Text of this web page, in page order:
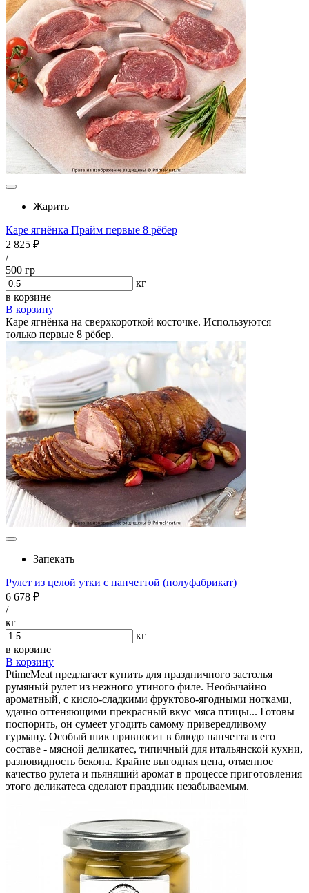
Жарить
Каре ягнёнка Прайм первые 8 рёбер
2 825 ₽
/
500 гр
кг
в корзине
В корзину
Каре ягнёнка на сверхкороткой косточке. Используются
только первые 8 рёбер.
Запекать
Рулет из целой утки с панчеттой (полуфабрикат)
6 678 ₽
/
кг
кг
в корзине
В корзину
PtimeMeat предлагает купить для праздничного застолья
румяный рулет из нежного утиного филе. Необычайно
ароматный, с кисло-сладкими фруктово-ягодными нотками,
удачно оттеняющими прекрасный вкус мяса птицы... Готовы
поспорить, он сумеет угодить самому привередливому
гурману. Особый шик привносит в блюдо панчетта в его
составе - мясной деликатес, типичный для итальянской кухни,
разновидность бекона. Крайне выгодная цена, отменное
качество рулета и пьянящий аромат в процессе приготовления
этого деликатеса сделают праздник незабываемым.